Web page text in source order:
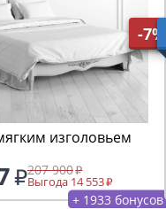
-7%
изголовьем
207 900
Выгода 14 553
+ 1933 бонусов